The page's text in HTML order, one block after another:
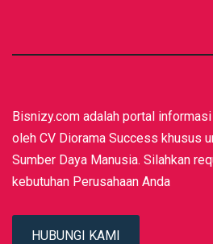
Bisnizy.com adalah portal
oleh CV Diorama Success khusus
Sumber Daya Manusia. Silahkan
kebutuhan Perusahaan Anda
HUBUNGI KAMI